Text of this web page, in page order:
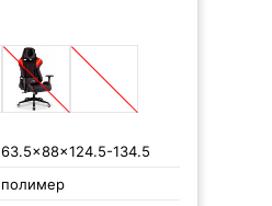
63.5x88x124.5-134.5
полимер